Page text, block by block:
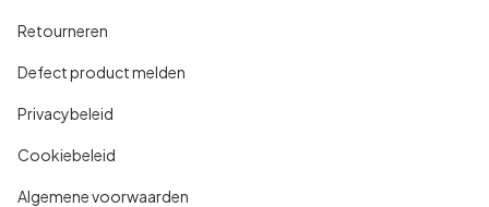
Retourneren
Defect product melden
Privacybeleid
Cookiebeleid
Algemene voorwaarden